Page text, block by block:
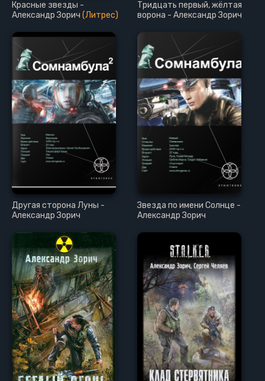
Красные звезды -
Александр Зорич (Литрес)
Тридцать первый, жёлтая
ворона - Александр Зорич
Другая сторона Луны -
Александр Зорич
Звезда по имени Солнце -
Александр Зорич